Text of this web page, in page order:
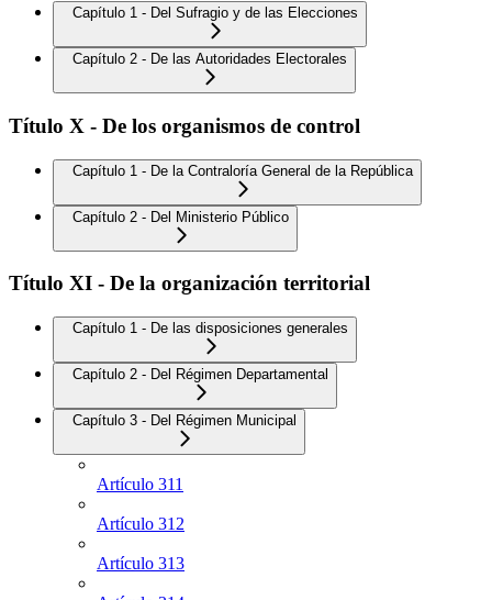
Capítulo 1 - Del Sufragio y de las Elecciones
Capítulo 2 - De las Autoridades Electorales
Título X - De los organismos de control
Capítulo 1 - De la Contraloría General de la República
Capítulo 2 - Del Ministerio Público
Título XI - De la organización territorial
Capítulo 1 - De las disposiciones generales
Capítulo 2 - Del Régimen Departamental
Capítulo 3 - Del Régimen Municipal
Artículo 311
Artículo 312
Artículo 313